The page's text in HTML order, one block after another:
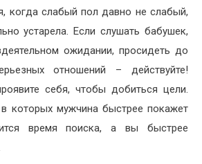
когда слабый пол давно не слабый,
устарела. Если слушать бабушек,
ожидании, просидеть до
отношений – действуйте!
себя, чтобы добиться цели.
которых мужчина быстрее покажет
время поиска, а вы быстрее